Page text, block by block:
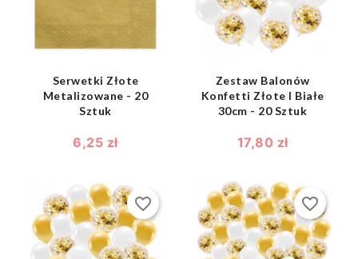
Serwetki Złote
Metalizowane - 20
Sztuk
6,25 zł
Zestaw Balonów
Konfetti Złote I Białe
30cm - 20 Sztuk
17,80 zł
shopping_bag 
favorite_border
shopping_bag 
favorite_border